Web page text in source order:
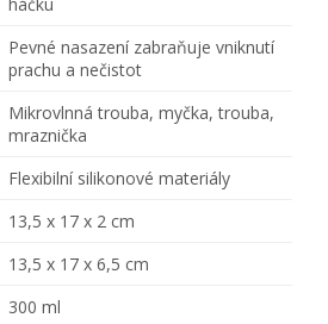
Pevné nasazení zabraňuje vniknutí
prachu a nečistot
Mikrovlnná trouba, myčka, trouba,
mraznička
Flexibilní silikonové materiály
13,5 x 17 x 2 cm
13,5 x 17 x 6,5 cm
300 ml